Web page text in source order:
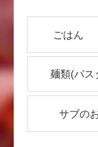
ごはん
麺類(パス
サブの